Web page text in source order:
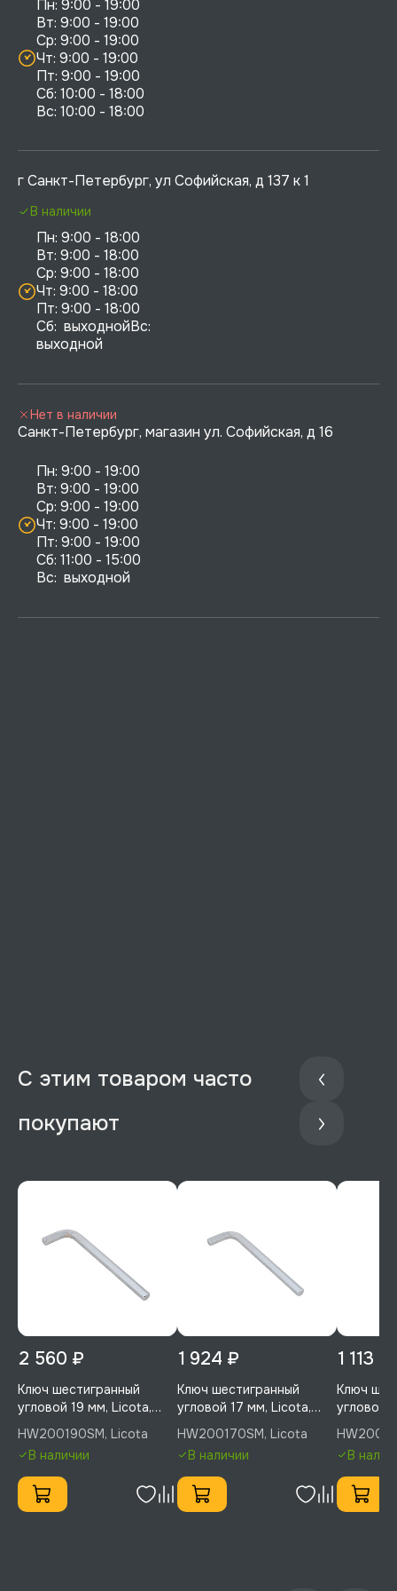
Пн: 9:00 - 19:00
Вт: 9:00 - 19:00
Ср: 9:00 - 19:00
Чт: 9:00 - 19:00
Пт: 9:00 - 19:00
Сб: 10:00 - 18:00
г Санкт-Петербург, ул Софийская, д 137 к 1
Пн: 9:00 - 18:00
Вт: 9:00 - 18:00
Ср: 9:00 - 18:00
Чт: 9:00 - 18:00
Пт: 9:00 - 18:00
Сб:  выходнойВс:
выходной
В наличии
Санкт-Петербург, магазин ул. Софийская, д 16
Пн: 9:00 - 19:00
Вт: 9:00 - 19:00
Ср: 9:00 - 19:00
Чт: 9:00 - 19:00
Пт: 9:00 - 19:00
Сб: 11:00 - 15:00
Вс:  выходной
Нет в наличии
С этим товаром часто
покупают
2 560 ₽
Ключ шестигранный
угловой 19 мм, Licota,
HW200190SM
HW200190SM, Licota
В наличии
1 924 ₽
Ключ шестигранный
угловой 17 мм, Licota,
HW200170SM
HW200170SM, Licota
В наличии
1 113 ₽
Ключ
угловой
В